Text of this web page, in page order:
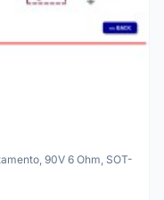
90V 6 Ohm, SOT-